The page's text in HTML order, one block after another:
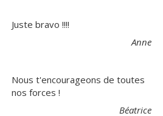
Juste bravo !!!!
Anne
Nous t'encourageons de toutes
nos forces !
Béatrice